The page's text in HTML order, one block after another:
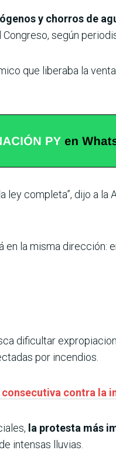
y chorros de
según
que liberaba la
ley completa”, dijo a la
la misma dirección:
dificultar
por incendios.
contra la
la protesta más
intensas lluvias.